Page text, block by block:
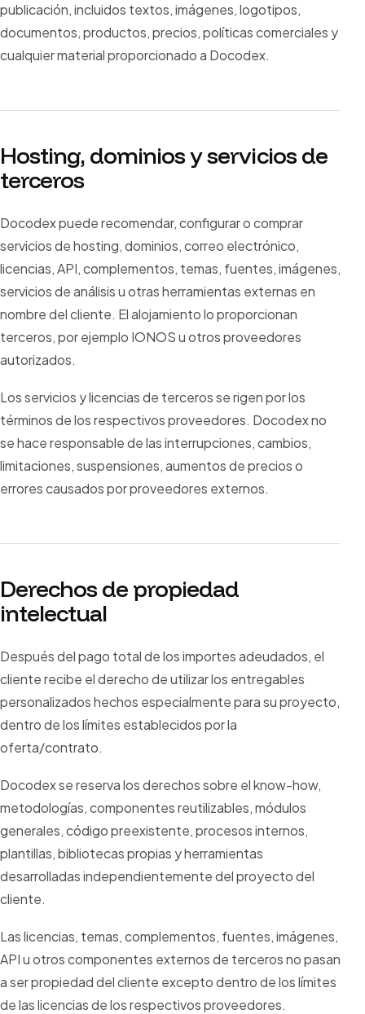
publicación, incluidos textos, imágenes, logotipos,
documentos, productos, precios, políticas comerciales y
cualquier material proporcionado a Docodex.
Hosting, dominios y servicios de
terceros
Docodex puede recomendar, configurar o comprar
servicios de hosting, dominios, correo electrónico,
licencias, API, complementos, temas, fuentes, imágenes,
servicios de análisis u otras herramientas externas en
nombre del cliente. El alojamiento lo proporcionan
terceros, por ejemplo IONOS u otros proveedores
autorizados.
Los servicios y licencias de terceros se rigen por los
términos de los respectivos proveedores. Docodex no
se hace responsable de las interrupciones, cambios,
limitaciones, suspensiones, aumentos de precios o
errores causados ​​por proveedores externos.
Derechos de propiedad
intelectual
Después del pago total de los importes adeudados, el
cliente recibe el derecho de utilizar los entregables
personalizados hechos especialmente para su proyecto,
dentro de los límites establecidos por la
oferta/contrato.
Docodex se reserva los derechos sobre el know-how,
metodologías, componentes reutilizables, módulos
generales, código preexistente, procesos internos,
plantillas, bibliotecas propias y herramientas
desarrolladas independientemente del proyecto del
cliente.
Las licencias, temas, complementos, fuentes, imágenes,
API u otros componentes externos de terceros no pasan
a ser propiedad del cliente excepto dentro de los límites
de las licencias de los respectivos proveedores.